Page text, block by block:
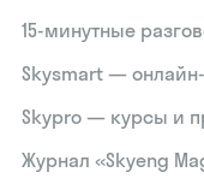
15‑минутные
Skysmart —
Skypro — курсы и
Журнал «Skyeng